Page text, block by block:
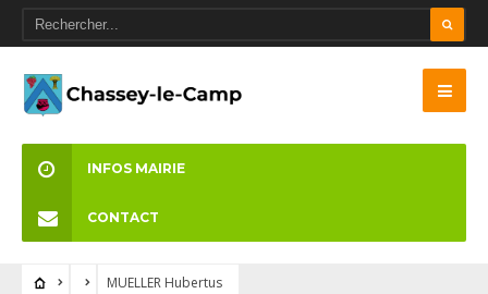
INFOS MAIRIE
CONTACT
MUELLER Hubertus